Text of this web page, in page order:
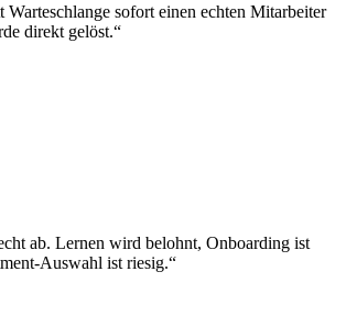
Warteschlange sofort einen echten Mitarbeiter
direkt gelöst.“
ab. Lernen wird belohnt, Onboarding ist
Auswahl ist riesig.“